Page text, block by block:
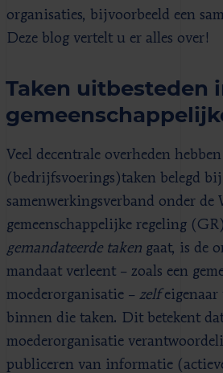
organisaties, bijvoorbeeld een
Deze blog vertelt u er alles over!
Taken uitbesteden
Veel decentrale overheden
(bedrijfsvoerings)taken belegd bij
samenwerkingsverband onder de
gemeenschappelijke regeling
gemandateerde taken gaat, is de
mandaat verleent – zoals een
moederorganisatie – zelf
binnen die taken. Dit betekent
moederorganisatie
publiceren van informatie